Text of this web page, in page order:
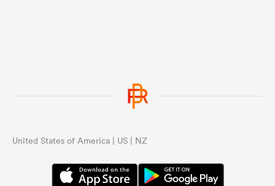
United States of America | US | NZ